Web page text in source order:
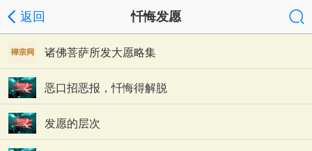
返回 忏悔发愿
诸佛菩萨所发大愿略集
恶口招恶报，忏悔得解脱
发愿的层次